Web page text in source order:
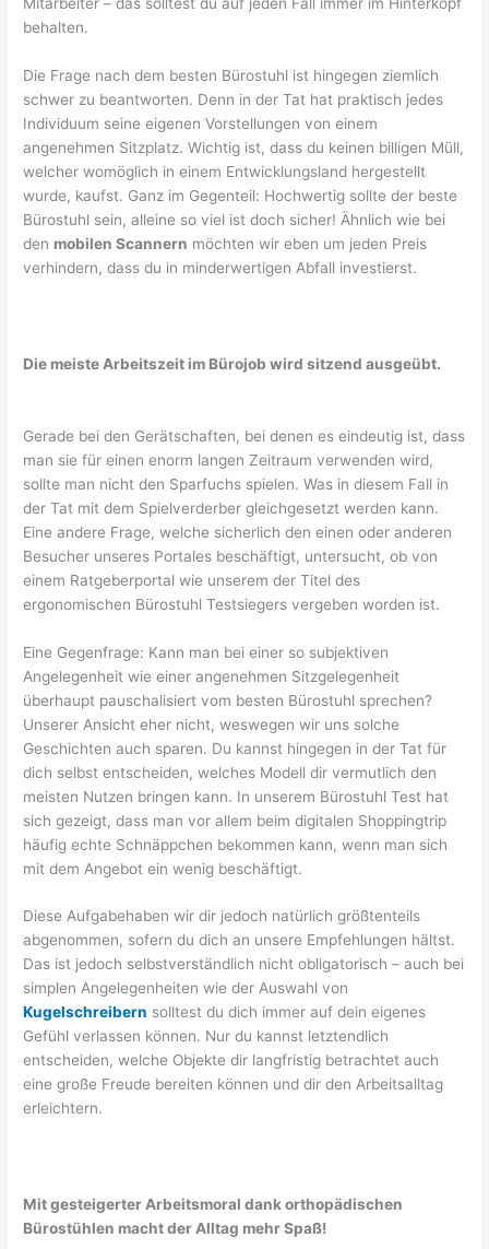
behalten.
Die Frage nach dem besten Bürostuhl ist hingegen ziemlich
schwer zu beantworten. Denn in der Tat hat praktisch jedes
Individuum seine eigenen Vorstellungen von einem
angenehmen Sitzplatz. Wichtig ist, dass du keinen billigen Müll,
welcher womöglich in einem Entwicklungsland hergestellt
wurde, kaufst. Ganz im Gegenteil: Hochwertig sollte der beste
Bürostuhl sein, alleine so viel ist doch sicher! Ähnlich wie bei
den mobilen Scannern möchten wir eben um jeden Preis
verhindern, dass du in minderwertigen Abfall investierst.
Die meiste Arbeitszeit im Bürojob wird sitzend ausgeübt.
Gerade bei den Gerätschaften, bei denen es eindeutig ist, dass
man sie für einen enorm langen Zeitraum verwenden wird,
sollte man nicht den Sparfuchs spielen. Was in diesem Fall in
der Tat mit dem Spielverderber gleichgesetzt werden kann.
Eine andere Frage, welche sicherlich den einen oder anderen
Besucher unseres Portales beschäftigt, untersucht, ob von
einem Ratgeberportal wie unserem der Titel des
ergonomischen Bürostuhl Testsiegers vergeben worden ist.
Eine Gegenfrage: Kann man bei einer so subjektiven
Angelegenheit wie einer angenehmen Sitzgelegenheit
überhaupt pauschalisiert vom besten Bürostuhl sprechen?
Unserer Ansicht eher nicht, weswegen wir uns solche
Geschichten auch sparen. Du kannst hingegen in der Tat für
dich selbst entscheiden, welches Modell dir vermutlich den
meisten Nutzen bringen kann. In unserem Bürostuhl Test hat
sich gezeigt, dass man vor allem beim digitalen Shoppingtrip
häufig echte Schnäppchen bekommen kann, wenn man sich
mit dem Angebot ein wenig beschäftigt.
Diese Aufgabehaben wir dir jedoch natürlich größtenteils
abgenommen, sofern du dich an unsere Empfehlungen hältst.
Das ist jedoch selbstverständlich nicht obligatorisch – auch bei
simplen Angelegenheiten wie der Auswahl von
Kugelschreibern solltest du dich immer auf dein eigenes
Gefühl verlassen können. Nur du kannst letztendlich
entscheiden, welche Objekte dir langfristig betrachtet auch
eine große Freude bereiten können und dir den Arbeitsalltag
erleichtern.
Mit gesteigerter Arbeitsmoral dank orthopädischen
Bürostühlen macht der Alltag mehr Spaß!